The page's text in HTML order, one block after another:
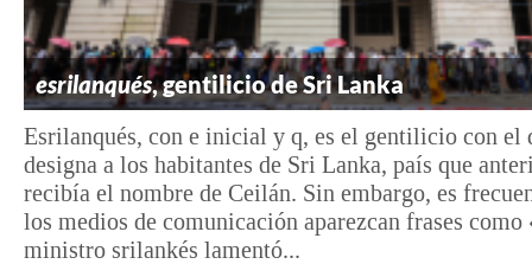
esrilanqués, gentilicio de Sri Lanka
Esrilanqués, con e inicial y q, es el gentilicio con el
designa a los habitantes de Sri Lanka, país que
recibía el nombre de Ceilán. Sin embargo, es
los medios de comunicación aparezcan frases
ministro srilankés lamentó...